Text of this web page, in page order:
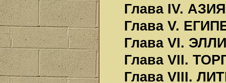
Глава IV. АЗИЯ
Глава V.
Глава VI.
Глава VII.
Глава VIII.